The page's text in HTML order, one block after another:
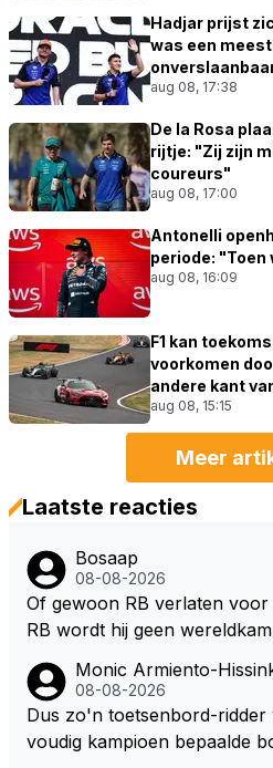
Hadjar prijst
was een
aug 08, 17:38
De la Rosa
rijtje: "Zij zijn
coureurs"
aug 08, 17:00
Antonelli
periode:
aug 08, 16:09
F1 kan
voorkomen
andere kant
aug 08, 15:15
Meer
Laatste reacties
Bosaap
08-08-2026
Of gewoon RB verlaten
RB wordt hij geen
Monic Armiento-
08-08-2026
Dus zo'n toetsenbord-
voudig kampioen bepaalde